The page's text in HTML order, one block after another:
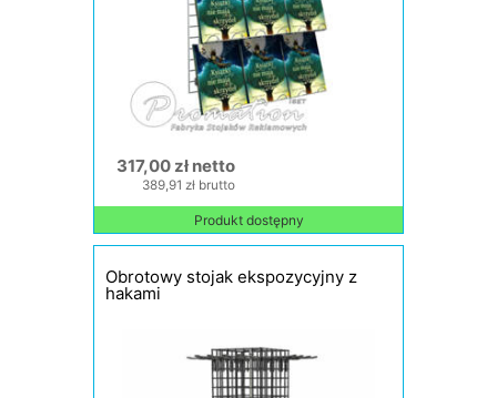
317,00 zł netto
389,91 zł brutto
Produkt dostępny
Obrotowy stojak ekspozycyjny z
hakami